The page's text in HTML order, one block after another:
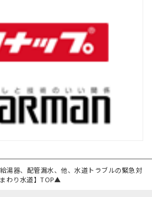
湯器、配管漏水、他、水道トラブルの緊急対
わり水道】TOP▲